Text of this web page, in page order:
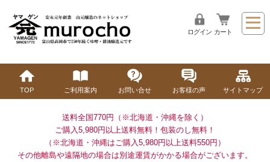
ログイン カート
TOP ご利用案内 お問い合せ お客様の声 サイトマップ
送料全国770円（※北海道・沖縄を除く）
ご購入5,980円以上送料無料！ 包装のし無料！
（※北海道・沖縄はご購入5,980円以上送料550円）
その他離島や遠隔地の場合は別途運賃がかかる場合がございます。